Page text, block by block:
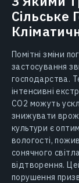
Сільське
Помітні зміни
застосування
господарства.
інтенсивні
СО2 можуть
знижувати
культури є
вологості,
сонячного
відтворення.
порушення